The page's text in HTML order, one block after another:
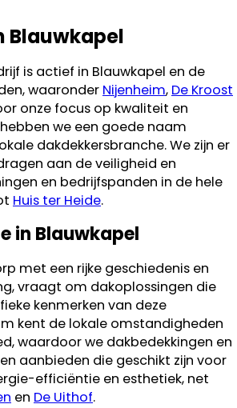
Blauwkapel
is actief in Blauwkapel en de
waaronder Nijenheim, De Kroost
onze focus op kwaliteit en
we een goede naam
dakdekkersbranche. We zijn er
aan de veiligheid en
en bedrijfspanden in de hele
Huis ter Heide.
in Blauwkapel
met een rijke geschiedenis en
vraagt om dakoplossingen die
kenmerken van deze
kent de lokale omstandigheden
waardoor we dakbedekkingen en
aanbieden die geschikt zijn voor
efficiëntie en esthetiek, net
en De Uithof.